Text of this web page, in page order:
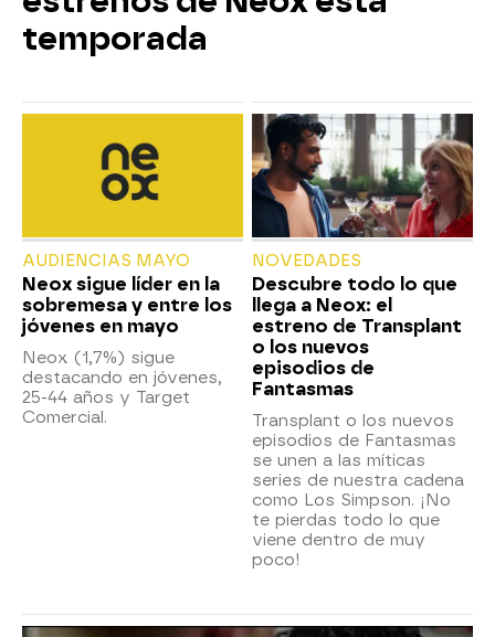
temporada
AUDIENCIAS MAYO
Neox sigue líder en la
sobremesa y entre los
jóvenes en mayo
Neox (1,7%) sigue
destacando en jóvenes,
25-44 años y Target
Comercial.
NOVEDADES
Descubre todo lo que
llega a Neox: el
estreno de Transplant
o los nuevos
episodios de
Fantasmas
Transplant o los nuevos
episodios de Fantasmas
se unen a las míticas
series de nuestra cadena
como Los Simpson. ¡No
te pierdas todo lo que
viene dentro de muy
poco!